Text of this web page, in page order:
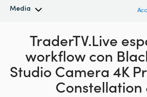
Media
In primo piano
Archivio
Immagini per i media
Argentina
Australia
Austria
TraderTV.Live
workflow con
Studio Camera 4K
Constellation